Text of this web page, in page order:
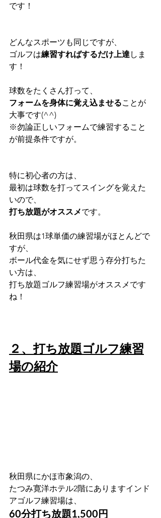
です！
どんなスポーツも同じですが、
ゴルフは練習すればするだけ上達しま
す！
球数をたくさん打って、
フォームを身体に覚え込ませることが
大事です(^^)
※勿論正しいフォームで練習すること
が前提条件ですが。
特に初心者の方は、
最初は球数を打ってスイングを覚えた
いので、
打ち放題がオススメです。
秋田県は1球単価の練習場がほとんどで
すが、
ボール代金を気にせず思う存分打ちた
い方は、
打ち放題ゴルフ練習場がオススメです
ね！
２、打ち放題ゴルフ練習
場の紹介
秋田県にかほ市象潟の、
たつみ寛洋ホテル2階にありますインド
アゴルフ練習場は、
60分打ち放題1,500円